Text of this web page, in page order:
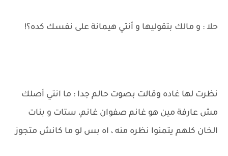
حلا : و مالك بتقوليها و أنتي هيمانة على نفسك كده؟!
نظرت لها غاده وقالت بصوت حالم جدا : ما انتي أصلك
مش عارفة مين هو غانم صفوان غانم، ستات و بنات
الخان كلهم يتمنوا نظره منه ، اه بس لو ما كانش متجوز